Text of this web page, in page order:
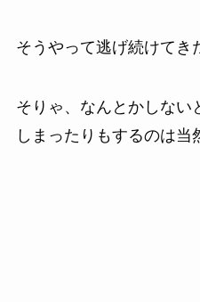
そうやって逃げ続けてき
そりゃ、なんとかしない
しまったりもするのは当